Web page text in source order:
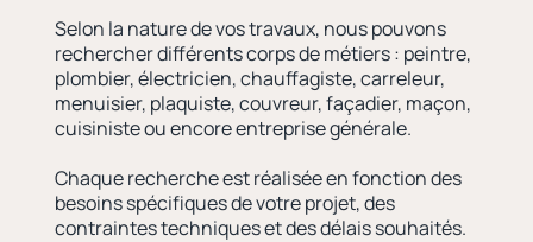
Selon la nature de vos travaux, nous pouvons
rechercher différents corps de métiers : peintre,
plombier, électricien, chauffagiste, carreleur,
menuisier, plaquiste, couvreur, façadier, maçon,
cuisiniste ou encore entreprise générale.
Chaque recherche est réalisée en fonction des
besoins spécifiques de votre projet, des
contraintes techniques et des délais souhaités.